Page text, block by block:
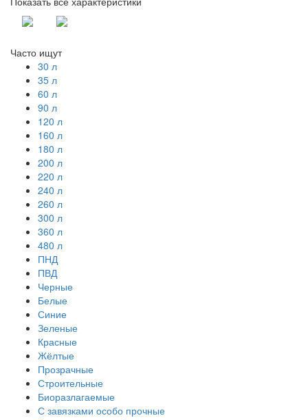
Часто ищут
30 л
35 л
60 л
90 л
120 л
160 л
180 л
200 л
220 л
240 л
260 л
300 л
360 л
480 л
ПНД
ПВД
Черные
Белые
Синие
Зеленые
Красные
Жёлтые
Прозрачные
Строительные
Биоразлагаемые
С завязками особо прочные